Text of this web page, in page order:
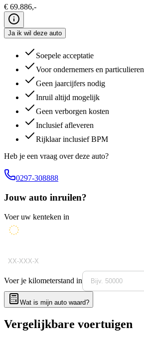
€ 69.886,-
Ja ik wil deze auto
Soepele acceptatie
Voor ondernemers en particulieren
Geen jaarcijfers nodig
Inruil altijd mogelijk
Geen verborgen kosten
Inclusief afleveren
Rijklaar inclusief BPM
Heb je een vraag over deze auto?
0297-308888
Jouw auto inruilen?
Voer uw kenteken in
Voer je kilometerstand in
Wat is mijn auto waard?
Vergelijkbare voertuigen